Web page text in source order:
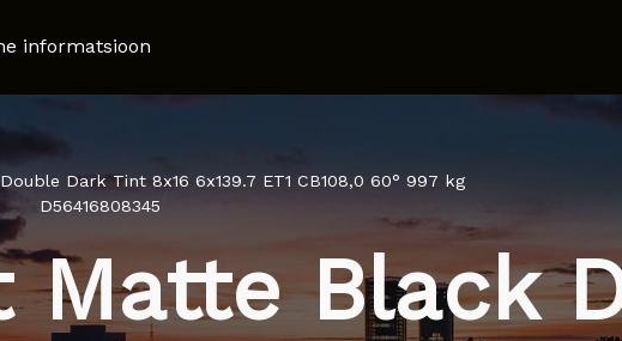
informatsioon
Dark Tint 8x16 6x139.7 ET1 CB108,0 60° 997 kg
D56416808345
Matte Black